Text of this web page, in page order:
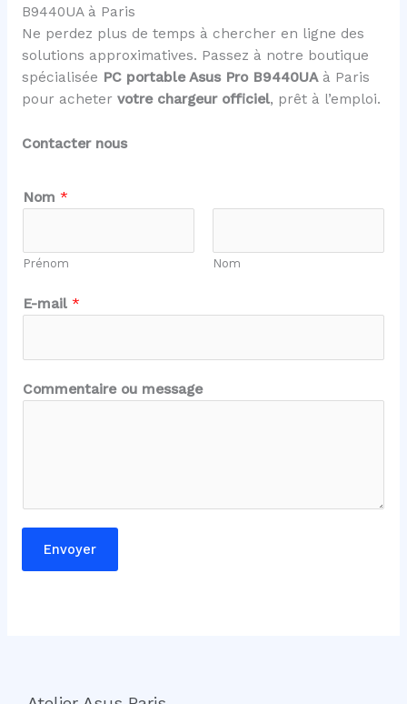
B9440UA à Paris
Ne perdez plus de temps à chercher en ligne des
solutions approximatives. Passez à notre boutique
spécialisée PC portable Asus Pro B9440UAà Paris
pour acheter votre chargeur officiel, prêt à l’emploi.
Contacter nous
Nom *
Prénom Nom
E-mail *
-
*
E
m
Commentaire ou message
Envoyer